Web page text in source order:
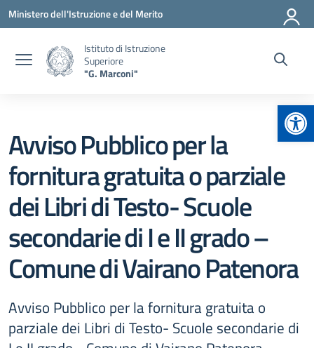
Vai ai contenuti
Vai al menu di navigazione
Vai al footer
Ministero dell'Istruzione e del Merito
Istituto di Istruzione
Superiore
"G. Marconi"
Avviso Pubblico per la
fornitura gratuita o parziale
dei Libri di Testo- Scuole
secondarie di I e II grado –
Comune di Vairano Patenora
Avviso Pubblico per la fornitura gratuita o
parziale dei Libri di Testo- Scuole secondarie di